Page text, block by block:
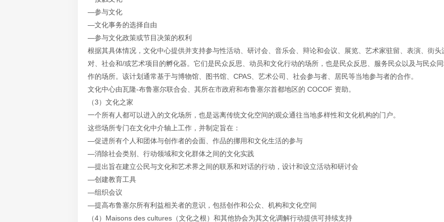
—参与文化
—文化事务的选择自由
—参与文化政策或节目决策的权利
根据其具体情况，文化中心提供并支持参与性活动、研讨会、音乐会、辩论和会议、展览、艺术家驻留、表演、街头
对、社会和/或艺术项目的孵化器。它们是民众反思、动员和文化行动的场所，也是民众反思、服务民众以及与民众
作的场所。该计划通常基于与博物馆、图书馆、CPAS、艺术公司、社会参与者、居民等当地参与者的合作。
文化中心由瓦隆-布鲁塞尔联合会、其所在市政府和布鲁塞尔首都地区的 COCOF 资助。
（3）文化之家
一个所有人都可以进入的文化场所，也是远离传统文化空间的观众通往当地多样性和文化机构的门户。
这些场所专门在文化中介轴上工作，并制定旨在：
—促进所有个人和团体与创作者的会面、作品的挪用和文化生活的参与
—消除社会类别、行动领域和文化群体之间的文化实践
—提出旨在建立公民与文化和艺术界之间的联系和对话的行动，设计和设立活动和研讨会
—创建教育工具
—组织会议
—提高布鲁塞尔所有利益相关者的意识，包括创作和公众、机构和文化空间
（4）Maisons des cultures（文化之根）和其他协会为其文化调解行动提供可持续支持